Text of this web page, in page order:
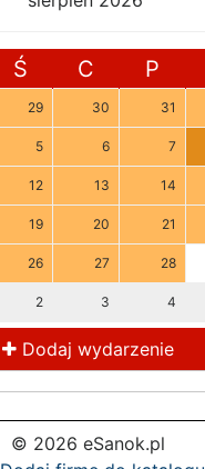
Ś C P
29 30 31
5 6 7
12 13 14
19 20 21
26 27 28
2 3 4
Dodaj wydarzenie
© 2026 eSanok.pl